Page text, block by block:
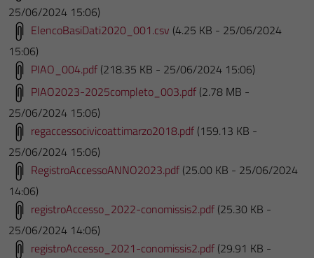
25/06/2024 15:06)
ElencoBasiDati2020_001.csv (4.25 KB - 25/06/2024
15:06)
PIAO_004.pdf (218.35 KB - 25/06/2024 15:06)
PIAO2023-2025completo_003.pdf (2.78 MB -
25/06/2024 15:06)
regaccessocivicoattimarzo2018.pdf (159.13 KB -
25/06/2024 15:06)
RegistroAccessoANNO2023.pdf (25.00 KB - 25/06/2024
14:06)
registroAccesso_2022-conomissis2.pdf (25.30 KB -
25/06/2024 14:06)
registroAccesso_2021-conomissis2.pdf (29.91 KB -